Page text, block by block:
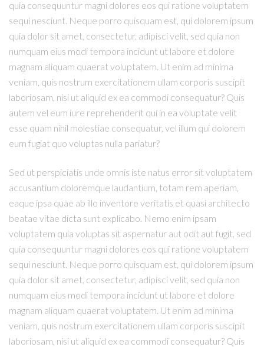
quia consequuntur magni dolores eos qui ratione voluptatem
sequi nesciunt. Neque porro quisquam est, qui dolorem ipsum
quia dolor sit amet, consectetur, adipisci velit, sed quia non
numquam eius modi tempora incidunt ut labore et dolore
magnam aliquam quaerat voluptatem. Ut enim ad minima
veniam, quis nostrum exercitationem ullam corporis suscipit
laboriosam, nisi ut aliquid ex ea commodi consequatur? Quis
autem vel eum iure reprehenderit qui in ea voluptate velit
esse quam nihil molestiae consequatur, vel illum qui dolorem
eum fugiat quo voluptas nulla pariatur?
Sed ut perspiciatis unde omnis iste natus error sit voluptatem
accusantium doloremque laudantium, totam rem aperiam,
eaque ipsa quae ab illo inventore veritatis et quasi architecto
beatae vitae dicta sunt explicabo. Nemo enim ipsam
voluptatem quia voluptas sit aspernatur aut odit aut fugit, sed
quia consequuntur magni dolores eos qui ratione voluptatem
sequi nesciunt. Neque porro quisquam est, qui dolorem ipsum
quia dolor sit amet, consectetur, adipisci velit, sed quia non
numquam eius modi tempora incidunt ut labore et dolore
magnam aliquam quaerat voluptatem. Ut enim ad minima
veniam, quis nostrum exercitationem ullam corporis suscipit
laboriosam, nisi ut aliquid ex ea commodi consequatur? Quis